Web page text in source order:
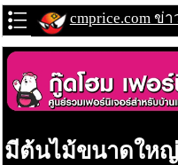
cmprice.com ข่
มีต้นไม้ขนาดให